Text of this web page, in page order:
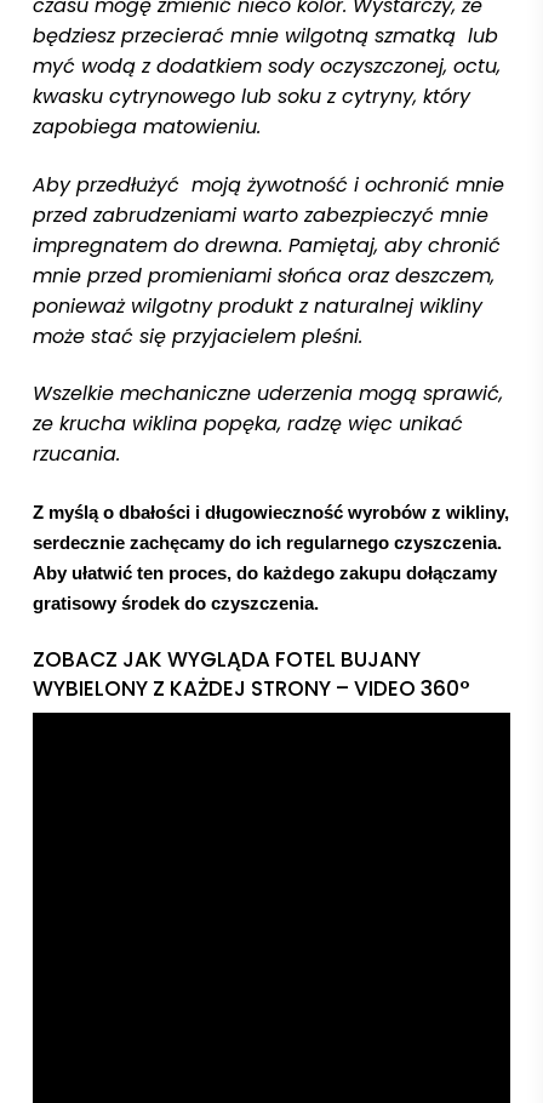
będziesz przecierać mnie wilgotną szmatką lub
myć wodą z dodatkiem sody oczyszczonej, octu,
kwasku cytrynowego lub soku z cytryny, który
zapobiega matowieniu.
Aby przedłużyć moją żywotność i ochronić mnie
przed zabrudzeniami warto zabezpieczyć mnie
impregnatem do drewna. Pamiętaj, aby chronić
mnie przed promieniami słońca oraz deszczem,
ponieważ wilgotny produkt z naturalnej wikliny
może stać się przyjacielem pleśni.
Wszelkie mechaniczne uderzenia mogą sprawić,
ze krucha wiklina popęka, radzę więc unikać
rzucania.
Z myślą o dbałości i długowieczność wyrobów z wikliny,
serdecznie zachęcamy do ich regularnego czyszczenia.
Aby ułatwić ten proces, do każdego zakupu dołączamy
gratisowy środek do czyszczenia.
ZOBACZ JAK WYGLĄDA FOTEL BUJANY
WYBIELONY Z KAŻDEJ STRONY – VIDEO 360°